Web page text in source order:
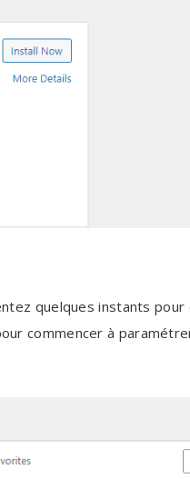
quelques instants
commencer à